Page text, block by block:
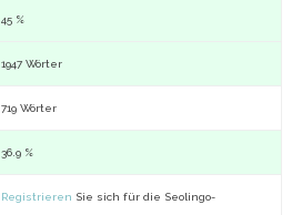
45 %
1947 Wörter
719 Wörter
36.9 %
Registrieren Sie sich für die Seolingo-